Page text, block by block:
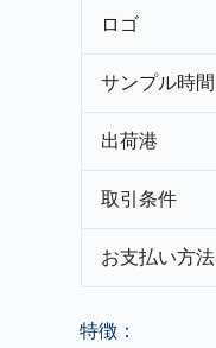
ロゴ
サンプル時間
出荷港
取引条件
お支払い方法
特徴：